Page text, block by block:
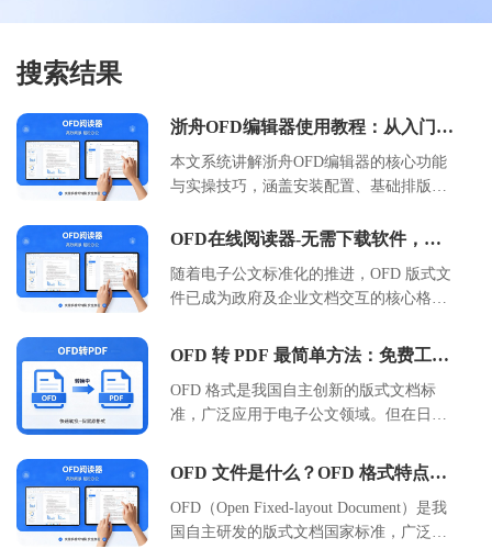
搜索结果
浙舟OFD编辑器使用教程：从入门到
精通的高效排版指南
本文系统讲解浙舟OFD编辑器的核心功能
与实操技巧，涵盖安装配置、基础排版、
拆解与参数说明，帮助用户快速掌握OFD
适用于政务公文、企业合同、学术出版等
场景。内容包含对比表格与避坑指南，助
OFD在线阅读器-无需下载软件，免
费在线阅读器
随着电子公文标准化的推进，OFD 版式文
件已成为政府及企业文档交互的核心格
在线预览的必要性，并重点教程如何使用
浙舟软件提供的 OFDView 工具
（https://www.zhezhou.cn/ofdview）实现快
速、安全的在线阅读。文章涵盖了从基础
统本地打开与在线预览的优劣，并分析了
安装插件即可在浏览器中查看 OFD 文件
的高效方法，提升文档处理效率与安全
OFD 转 PDF 最简单方法：免费工具
与操作步骤详解
OFD 格式是我国自主创新的版式文档标
准，广泛应用于电子公文领域。但在日常
如何使用浙舟 OFD 转换工具，免费、安
全地将 OFD 文件转为 PDF。无需复杂配
置，三步即可完成转换，保留原文档排版
与印章有效性，适合财务、行政及法务人
OFD 文件是什么？OFD 格式特点与
OFD（Open Fixed-layout Document）是我
国自主研发的版式文档国家标准，广泛应